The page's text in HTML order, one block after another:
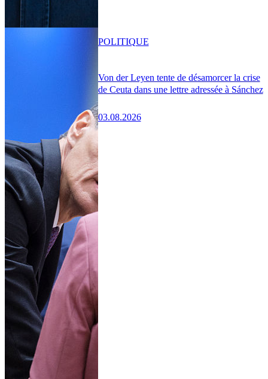
Von der Leyen tente de désamorcer la crise
de Ceuta dans une lettre adressée à Sánchez
03.08.2026
POLITIQUE